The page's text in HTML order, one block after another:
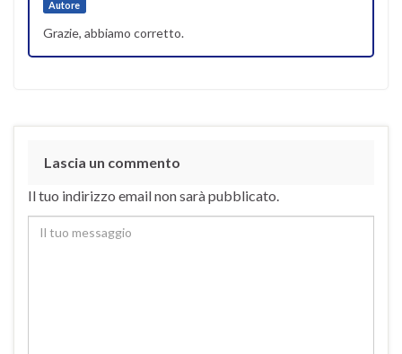
Autore
Grazie, abbiamo corretto.
Lascia un commento
Il tuo indirizzo email non sarà pubblicato.